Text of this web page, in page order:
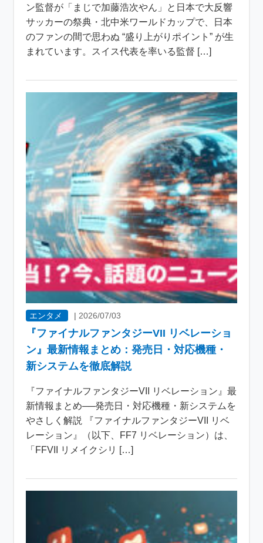
ン監督が「まじで加藤浩次やん」と日本で大反響
サッカーの祭典・北中米ワールドカップで、日本
のファンの間で思わぬ “盛り上がりポイント” が生
まれています。スイス代表を率いる監督 […]
エンタメ |2026/07/03
『ファイナルファンタジーVII リベレーショ
ン』最新情報まとめ：発売日・対応機種・
新システムを徹底解説
『ファイナルファンタジーVII リベレーション』最
新情報まとめ──発売日・対応機種・新システムを
やさしく解説 『ファイナルファンタジーVII リベ
レーション』（以下、FF7 リベレーション）は、
「FFVII リメイクシリ […]